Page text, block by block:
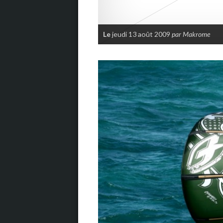
Lejeudi 13 août 2009 par Makrome